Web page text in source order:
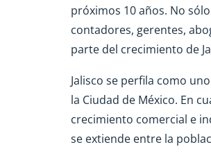
próximos 10 años. No
contadores, gerentes,
parte del crecimiento de
Jalisco se perfila como
la Ciudad de México. En
crecimiento comercial e
se extiende entre la